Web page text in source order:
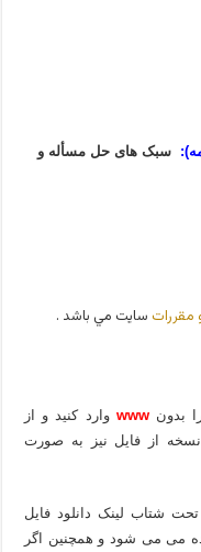
ها
اطلاعات
سبک های حل مسأله و
مقررات سايت مي باشد .
بدون www وارد کنید و از
از فایل نیز به صورت
شتاب لینک دانلود فایل
می می شود و همچنین اگر